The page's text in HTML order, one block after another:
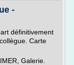
-
définitivement
Carte
Galerie.